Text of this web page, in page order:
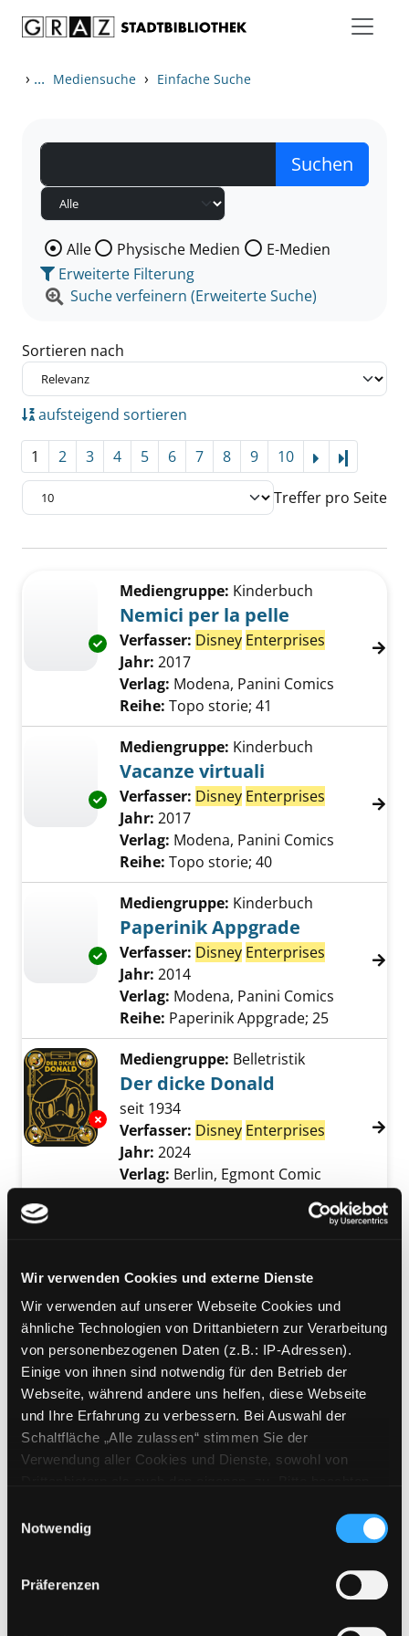
Wir verwenden Cookies und externe Dienste
Wir verwenden auf unserer Webseite Cookies und
ähnliche Technologien von Drittanbietern zur Verarbeitung
von personenbezogenen Daten (z.B.: IP-Adressen).
Einige von ihnen sind notwendig für den Betrieb der
Webseite, während andere uns helfen, diese Webseite
und Ihre Erfahrung zu verbessern. Bei Auswahl der
Schaltfläche „Alle zulassen“ stimmen Sie der
Verwendung aller Cookies und Dienste, sowohl von
Cookies von Drittanbietern, eine Verarbeitung in
unsicheren Drittländern (Länder außerhalb des EWR
ohne adäquates Datenschutzniveau) stattfinden kann. In
diesem Zusammenhang können aktuell Risiken für
Notwendig
Präferenzen
› ... Mediensuche › Einfache Suche
Wählen Sie die Medienart nach der Sie suchen wollen.
Alle Physische Medien
E-Medien
Erweiterte Filterung
Suche verfeinern (Erweiterte Suche)
Sortieren nach
aufsteigend sortieren
1 2 3 4 5 6 7 8 9 10
Treffer pro Seite
Zu den Suchfiltern springen
Exemplar-Details von Nemici per la pelle
Mediengruppe: Kinderbuch
Nemici per la pelle
Verfasser: Disney Enterprises Suche
Jahr: 2017
Verlag: Modena, Panini Comics
Reihe: Topo storie; 41
Exemplar-Details von Vacanze virtuali
Mediengruppe: Kinderbuch
Vacanze virtuali
Verfasser: Disney Enterprises Suche
Jahr: 2017
Verlag: Modena, Panini Comics
Reihe: Topo storie; 40
Exemplar-Details von Paperinik Appgrade
Mediengruppe: Kinderbuch
Paperinik Appgrade
Verfasser: Disney Enterprises Suche
Jahr: 2014
Verlag: Modena, Panini Comics
Reihe: Paperinik Appgrade; 25
Exemplar-Details von Der dicke Donald
Mediengruppe: Belletristik
Der dicke Donald
seit 1934
Verfasser: Disney Enterprises Suche
Jahr: 2024
Verlag: Berlin, Egmont Comic
Exemplar-Details von Lustige Geschichten
Suche nach diesem Verfasser
Jahr:2025
Verlag:Ravensburg, Ravensburger
Reihe: Leselernstars, Disney, ab der
1. Klasse
Exemplar-Details von Magische Geschichten
Mediengruppe:Kinderbuch
Magische Geschichten
Suche nach diesem Verfasser
Jahr:2025
Verlag: Ravensburg, Ravensburger
Suche